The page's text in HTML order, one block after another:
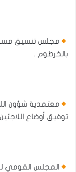
مجلس تنسيق
بالخرطوم .
معتمدية شؤون
توفيق أوضاع اللاجئين
المجلس القومي